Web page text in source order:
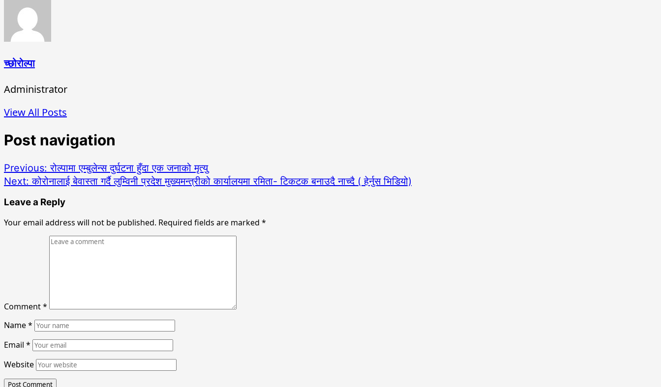
च्छोरोल्पा
Administrator
View All Posts
Post navigation
Previous:रोल्पामा एम्बुलेन्स दुर्घटना हुँदा एक जनाको मृत्यु
Next:कोरोनालाई बेवास्ता गर्दै लुम्विनी प्रदेश मुख्यमन्त्रीको कार्यालयमा रमिता- टिकटक बनाउदै नाच्दै ( हेर्नुस भिडियो)
Leave a Reply
Your email address will not be published. Required fields are marked *
Comment*
Name*
Email *
Website